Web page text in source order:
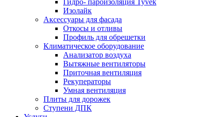
Гидро- пароизоляция Tyvek
Изолайк
Аксессуары для фасада
Откосы и отливы
Профиль для обрешетки
Климатическое оборудование
Анализатор воздуха
Вытяжные вентиляторы
Приточная вентиляция
Рекуператоры
Умная вентиляция
Плиты для дорожек
Ступени ДПК